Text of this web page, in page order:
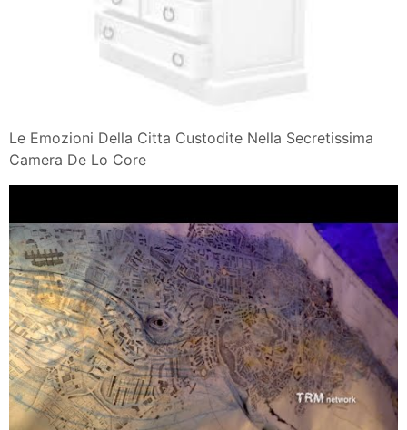
Le Emozioni Della Citta Custodite Nella Secretissima
Camera De Lo Core